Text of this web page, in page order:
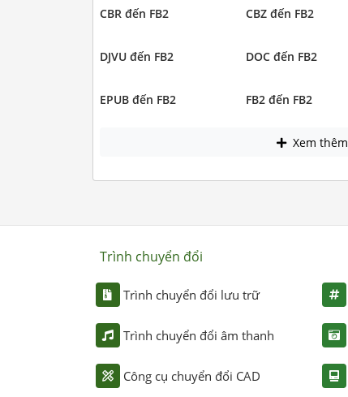
CBR đến FB2 CBZ đến FB2
DJVU đến FB2 DOC đến FB2
EPUB đến FB2 FB2 đến FB2
Xem thêm
Trình chuyển đổi
Trình chuyển đổi lưu trữ
Trình chuyển đổi âm thanh
Công cụ chuyển đổi CAD